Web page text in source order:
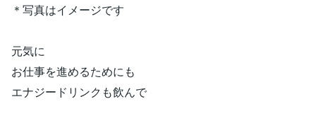
＊写真はイメージです
元気に
お仕事を進めるためにも
エナジードリンクも飲んで